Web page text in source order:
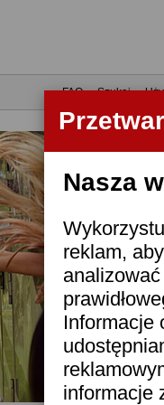
Nasza
reklam,
Informacje
informacje
•FAQ•Szukaj•